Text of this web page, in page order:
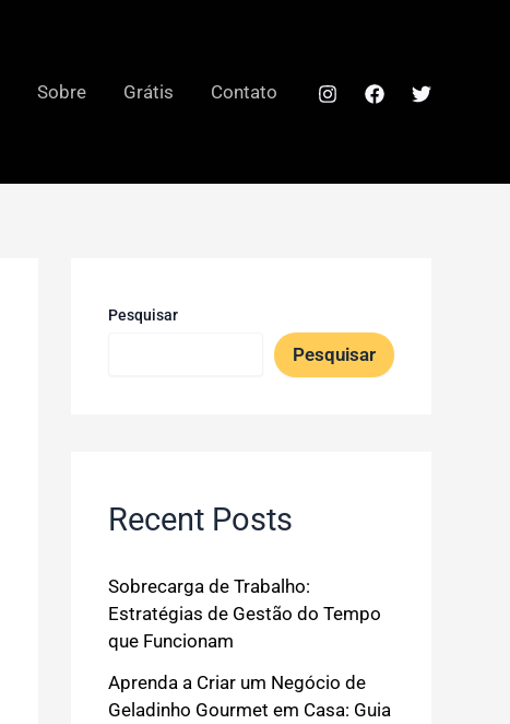
Sobre Grátis Contato
Pesquisar
Pesquisar
Recent Posts
Sobrecarga de Trabalho:
Estratégias de Gestão do Tempo
que Funcionam
Aprenda a Criar um Negócio de
Geladinho Gourmet em Casa: Guia